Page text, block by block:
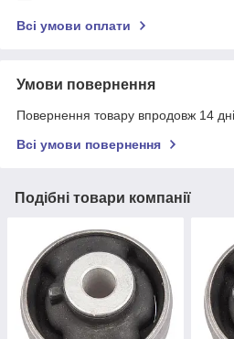
Всі умови оплати
Умови повернення
Повернення товару впродовж 14
Всі умови повернення
Подібні товари компанії